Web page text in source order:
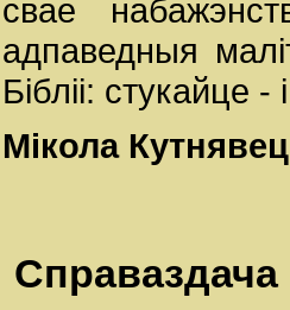
свае
адпаведныя
Бібліі: стукайце
Мікола
Справаздача